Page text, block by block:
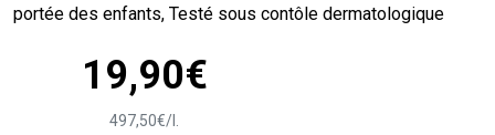
portée des enfants, Testé sous contôle dermatologique
19,90€
497,50€/